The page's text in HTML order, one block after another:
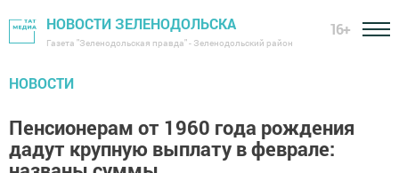
НОВОСТИ ЗЕЛЕНОДОЛЬСКА
Газета "Зеленодольская правда" - Зеленодольский район
16+
НОВОСТИ
Пенсионерам от 1960 года рождения
дадут крупную выплату в феврале: